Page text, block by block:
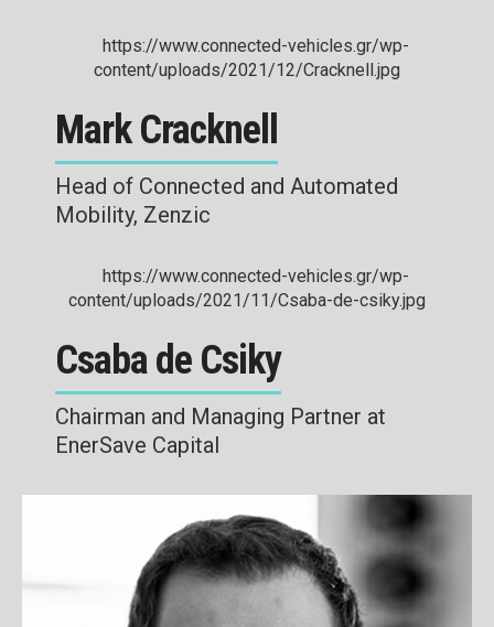
Mark Cracknell
Head of Connected and Automated
Mobility, Zenzic
Csaba de Csiky
Chairman and Managing Partner at
EnerSave Capital